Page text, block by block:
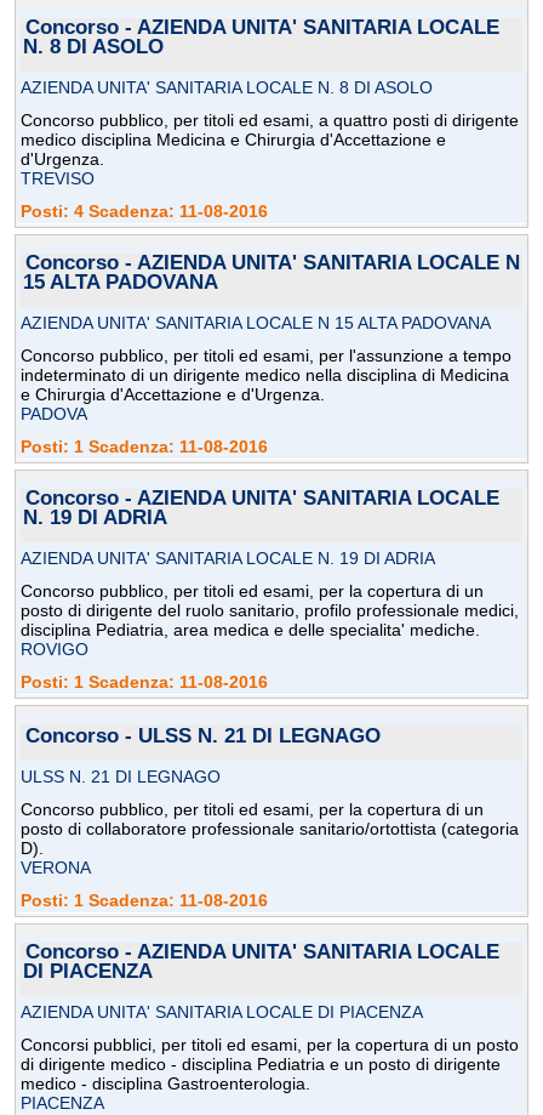
Concorso - AZIENDA UNITA' SANITARIA LOCALE
N. 8 DI ASOLO
AZIENDA UNITA' SANITARIA LOCALE N. 8 DI ASOLO
Concorso pubblico, per titoli ed esami, a quattro posti di dirigente
medico disciplina Medicina e Chirurgia d'Accettazione e
d'Urgenza.
TREVISO
Posti: 4 Scadenza: 11-08-2016
Concorso - AZIENDA UNITA' SANITARIA LOCALE N
15 ALTA PADOVANA
AZIENDA UNITA' SANITARIA LOCALE N 15 ALTA PADOVANA
Concorso pubblico, per titoli ed esami, per l'assunzione a tempo
indeterminato di un dirigente medico nella disciplina di Medicina
e Chirurgia d'Accettazione e d'Urgenza.
PADOVA
Posti: 1 Scadenza: 11-08-2016
Concorso - AZIENDA UNITA' SANITARIA LOCALE
N. 19 DI ADRIA
AZIENDA UNITA' SANITARIA LOCALE N. 19 DI ADRIA
Concorso pubblico, per titoli ed esami, per la copertura di un
posto di dirigente del ruolo sanitario, profilo professionale medici,
disciplina Pediatria, area medica e delle specialita' mediche.
ROVIGO
Posti: 1 Scadenza: 11-08-2016
Concorso - ULSS N. 21 DI LEGNAGO
ULSS N. 21 DI LEGNAGO
Concorso pubblico, per titoli ed esami, per la copertura di un
posto di collaboratore professionale sanitario/ortottista (categoria
D).
VERONA
Posti: 1 Scadenza: 11-08-2016
Concorso - AZIENDA UNITA' SANITARIA LOCALE
DI PIACENZA
AZIENDA UNITA' SANITARIA LOCALE DI PIACENZA
Concorsi pubblici, per titoli ed esami, per la copertura di un posto
di dirigente medico - disciplina Pediatria e un posto di dirigente
medico - disciplina Gastroenterologia.
PIACENZA